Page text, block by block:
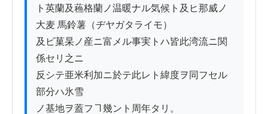
ト英蘭及蘓格蘭ノ温暖ナル気候ト及ヒ那威ノ
大麦 馬鈴薯（ヂヤガタライモ）
及ビ菓杲ノ産ニ富メル事実トハ皆此湾流ニ関
係セリ之ニ
反シテ亜米利加ニ於テ此レト緯度ヲ同フセル
部分ハ氷雪
ノ基地ヲ蓋フヿ幾ント周年タリ。